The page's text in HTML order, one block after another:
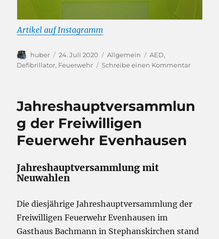
Artikel auf Instagramm
Autor
huber
Veröffentlicht
am
24. Juli 2020 Kategorien
Allgemein Schlagwörter
AED,
Defibrillator, Feuerwehr Schreibe einen Kommentarzu
Jahreshauptversammlun
g der Freiwilligen
Feuerwehr Evenhausen
Jahreshauptversammlung mit
Neuwahlen
Die diesjährige Jahreshauptversammlung der
Freiwilligen Feuerwehr Evenhausen im
Gasthaus Bachmann in Stephanskirchen stand